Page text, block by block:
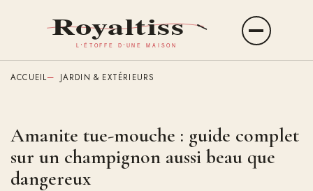
Ouvrir
le
ACCUEIL JARDIN & EXTÉRIEURS
Amanite tue-mouche : guide complet
sur un champignon aussi beau que
dangereux